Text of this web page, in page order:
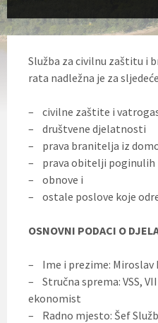
Služba za civilnu zaštitu i
rata nadležna je za
– civilne zaštite i
– društvene djelatnosti
– prava branitelja iz
– prava obitelji poginulih
– obnove i
– ostale poslove koje
OSNOVNI PODACI O
– Ime i prezime: Miroslav
– Stručna sprema: VSS,
ekonomist
– Radno mjesto: Šef